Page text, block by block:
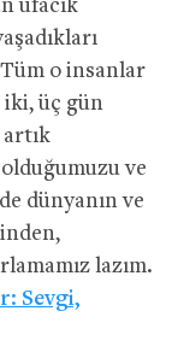
ufacık
o insanlar
iki, üç gün
ve
dünyanın ve
lazım.
Sevgi,